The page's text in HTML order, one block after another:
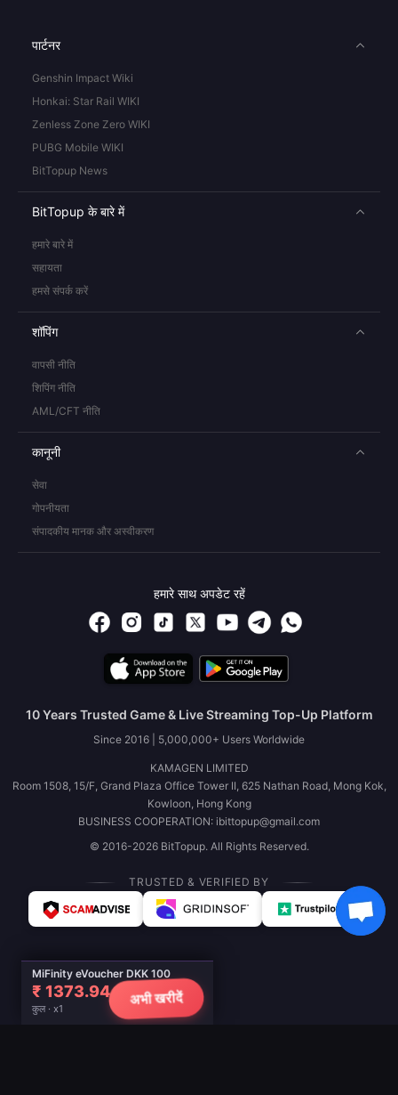
MiFinity eVoucher DKK 100
₹ 1373.94
कुल · x1
अभी खरीदें
पार्टनर
Genshin Impact Wiki
Honkai: Star Rail WIKI
Zenless Zone Zero WIKI
PUBG Mobile WIKI
BitTopup News
BitTopup के बारे में
हमारे बारे में
सहायता
हमसे संपर्क करें
शॉपिंग
वापसी नीति
शिपिंग नीति
AML/CFT नीति
कानूनी
सेवा
गोपनीयता
संपादकीय मानक और अस्वीकरण
हमारे साथ अपडेट रहें
10 Years Trusted Game & Live Streaming Top-Up Platform
Since 2016 | 5,000,000+ Users Worldwide
KAMAGEN LIMITED
Room 1508, 15/F, Grand Plaza Office Tower II, 625 Nathan Road, Mong Kok,
Kowloon, Hong Kong
BUSINESS COOPERATION: ibittopup@gmail.com
© 2016-2026 BitTopup. All Rights Reserved.
TRUSTED & VERIFIED BY